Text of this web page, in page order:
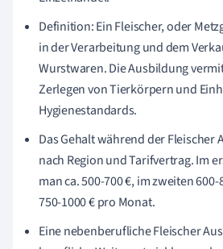
Definition: Ein Fleischer, oder
in der Verarbeitung und dem
Wurstwaren. Die Ausbildung
Zerlegen von Tierkörpern und
Hygienestandards.
Das Gehalt während der Fleischer
nach Region und Tarifvertrag. Im
man ca. 500-700 €, im zweiten
750-1000 € pro Monat.
Eine nebenberufliche Fleischer